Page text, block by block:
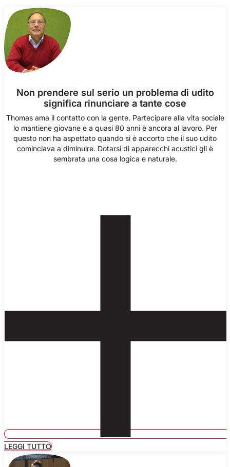
Non prendere sul serio un problema di udito
significa rinunciare a tante cose
Thomas ama il contatto con la gente. Partecipare alla vita sociale
lo mantiene giovane e a quasi 80 anni è ancora al lavoro. Per
questo non ha aspettato quando si è accorto che il suo udito
cominciava a diminuire. Dotarsi di apparecchi acustici gli è
sembrata una cosa logica e naturale.
LEGGI TUTTO